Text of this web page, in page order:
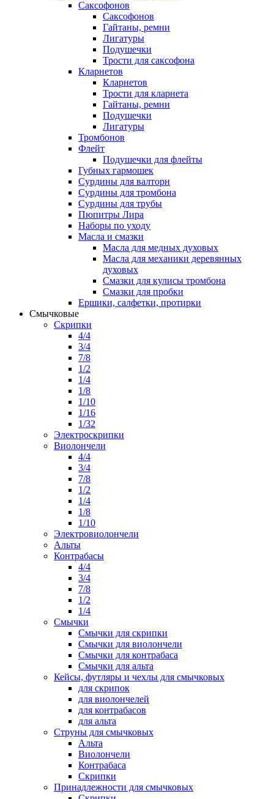
Саксофонов
Саксофонов
Гайтаны, ремни
Лигатуры
Подушечки
Трости для саксофона
Кларнетов
Кларнетов
Трости для кларнета
Гайтаны, ремни
Подушечки
Лигатуры
Тромбонов
Флейт
Подушечки для флейты
Губных гармошек
Сурдины для валторн
Сурдины для тромбона
Сурдины для трубы
Пюпитры Лира
Наборы по уходу
Масла и смазки
Масла для медных духовых
Масла для механики деревянных
духовых
Смазки для кулисы тромбона
Смазки для пробки
Ершики, салфетки, протирки
Смычковые
Скрипки
4/4
3/4
7/8
1/2
1/4
1/8
1/10
1/16
1/32
Электроскрипки
Виолончели
4/4
3/4
7/8
1/2
1/4
1/8
1/10
Электровиолончели
Альты
Контрабасы
4/4
3/4
7/8
1/2
1/4
Смычки
Смычки для скрипки
Смычки для виолончели
Смычки для контрабаса
Смычки для альта
Кейсы, футляры и чехлы для смычковых
для скрипок
для виолончелей
для контрабасов
для альта
Струны для смычковых
Альта
Виолончели
Контрабаса
Скрипки
Принадлежности для смычковых